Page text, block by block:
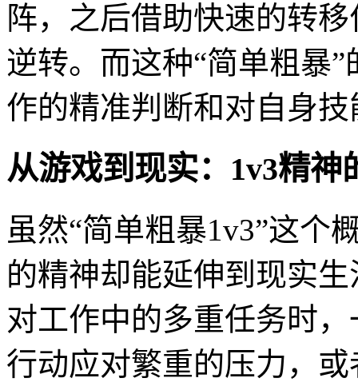
阵，之后借助快速的转
逆转。而这种“简单粗暴
作的精准判断和对自身
从游戏到现实：1v3精神
虽然“简单粗暴1v3”这个
的精神却能延伸到现实
对工作中的多重任务时
行动应对繁重的压力，